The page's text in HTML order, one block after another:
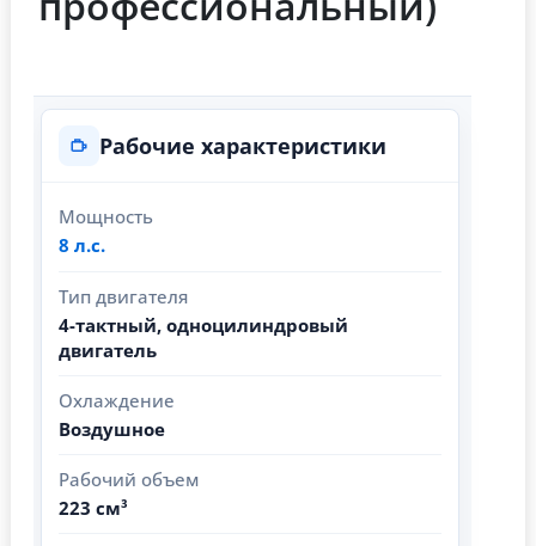
Рабочие характеристики
Мощность
8 л.с.
Тип двигателя
4-тактный, одноцилиндровый
двигатель
Охлаждение
Воздушное
Рабочий объем
223 см³